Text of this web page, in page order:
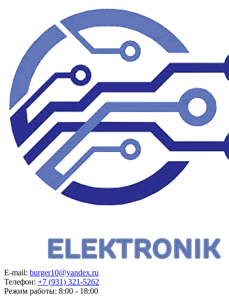
E-mail: burger10@yandex.ru
Телефон: +7 (931) 321-5262
Режим работы: 8:00 - 18:00